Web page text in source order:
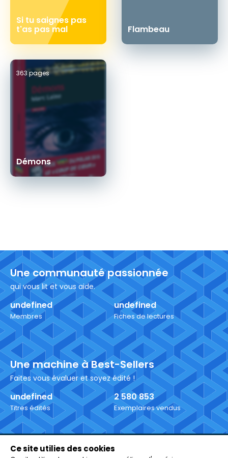
Si tu saignes pas
t'as pas mal Flambeau
363 pages
Démons
Une communauté passionnée
qui vous lit et vous aide.
undefined
Membres
undefined
Fiches de lectures
Une machine à Best-Sellers
Faites vous évaluer et soyez édité !
undefined
Titres édités
2 580 853
Exemplaires vendus
Ce site utilies des cookies